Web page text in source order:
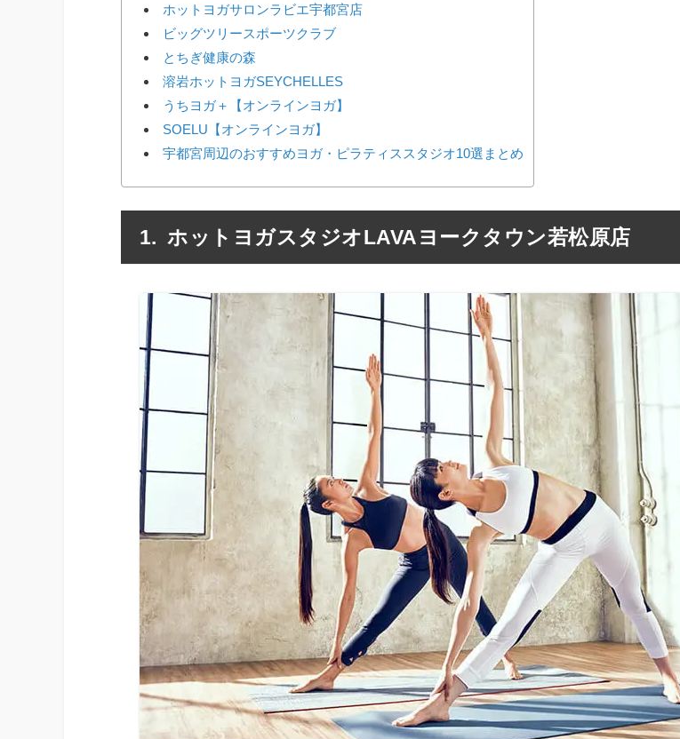
ホットヨガサロンラビエ宇都宮店
ビッグツリースポーツクラブ
とちぎ健康の森
溶岩ホットヨガSEYCHELLES
うちヨガ＋【オンラインヨガ】
SOELU【オンラインヨガ】
宇都宮周辺のおすすめヨガ・ピラティススタジオ10選まとめ
ホットヨガスタジオLAVAヨークタウン若松原店